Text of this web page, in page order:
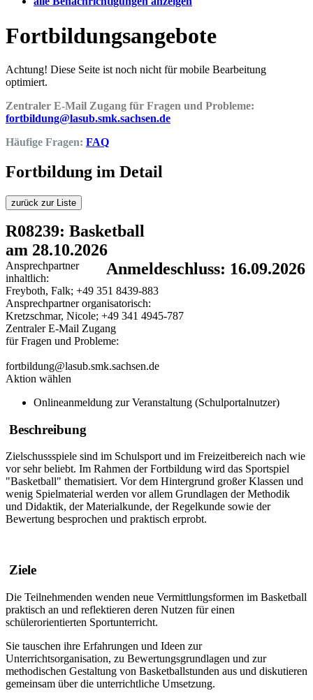
Fortbildungsangebote
Achtung! Diese Seite ist noch nicht für mobile Bearbeitung
optimiert.
Zentraler E-Mail Zugang für Fragen und Probleme:
fortbildung@lasub.smk.sachsen.de
Häufige Fragen: FAQ
Fortbildung im Detail
zurück zur Liste
R08239: Basketball
am 28.10.2026
Anmeldeschluss: 16.09.2026
Ansprechpartner
inhaltlich:
Freyboth, Falk; +49 351 8439-883
Ansprechpartner organisatorisch:
Kretzschmar, Nicole; +49 341 4945-787
Zentraler E-Mail Zugang
für Fragen und Probleme:
fortbildung@lasub.smk.sachsen.de
Aktion wählen
Onlineanmeldung zur Veranstaltung (Schulportalnutzer)
Beschreibung
Zielschussspiele sind im Schulsport und im Freizeitbereich nach wie
vor sehr beliebt. Im Rahmen der Fortbildung wird das Sportspiel
"Basketball" thematisiert. Vor dem Hintergrund großer Klassen und
wenig Spielmaterial werden vor allem Grundlagen der Methodik
und Didaktik, der Materialkunde, der Regelkunde sowie der
Bewertung besprochen und praktisch erprobt.
Ziele
Die Teilnehmenden wenden neue Vermittlungsformen im Basketball
praktisch an und reflektieren deren Nutzen für einen
schülerorientierten Sportunterricht.
Sie tauschen ihre Erfahrungen und Ideen zur
Unterrichtsorganisation, zu Bewertungsgrundlagen und zur
methodischen Gestaltung von Basketballstunden aus und diskutieren
gemeinsam über die unterrichtliche Umsetzung.